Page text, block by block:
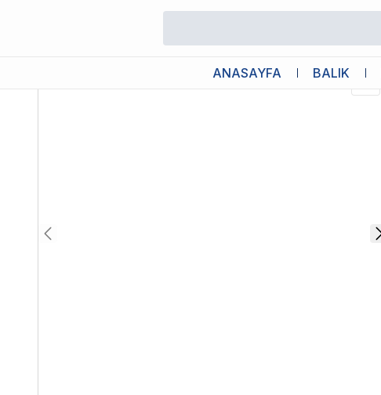
ANASAYFA BALIK